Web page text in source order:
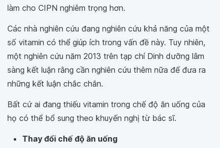
làm cho CIPN nghiêm trọng hơn.
Các nhà nghiên cứu đang nghiên cứu khả năng của một
số vitamin có thể giúp ích trong vấn đề này. Tuy nhiên,
một nghiên cứu năm 2013 trên tạp chí Dinh dưỡng lâm
sàng kết luận rằng cần nghiên cứu thêm nữa để đưa ra
những kết luận chắc chắn.
Bất cứ ai đang thiếu vitamin trong chế độ ăn uống của
họ có thể bổ sung theo khuyến nghị từ bác sĩ.
Thay đổi chế độ ăn uống